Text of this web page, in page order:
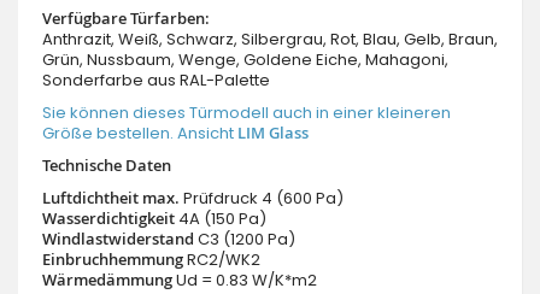
Verfügbare Türfarben:
Anthrazit, Weiß, Schwarz, Silbergrau, Rot, Blau, Gelb, Braun,
Grün, Nussbaum, Wenge, Goldene Eiche, Mahagoni,
Sonderfarbe aus RAL-Palette
Sie können dieses Türmodell auch in einer kleineren
Größe bestellen. Ansicht LIM Glass
Technische Daten
Luftdichtheit max. Prüfdruck 4 (600 Pa)
Wasserdichtigkeit 4A (150 Pa)
Windlastwiderstand C3 (1200 Pa)
EinbruchhemmungRC2/WK2
WärmedämmungUd = 0.83 W/K*m2